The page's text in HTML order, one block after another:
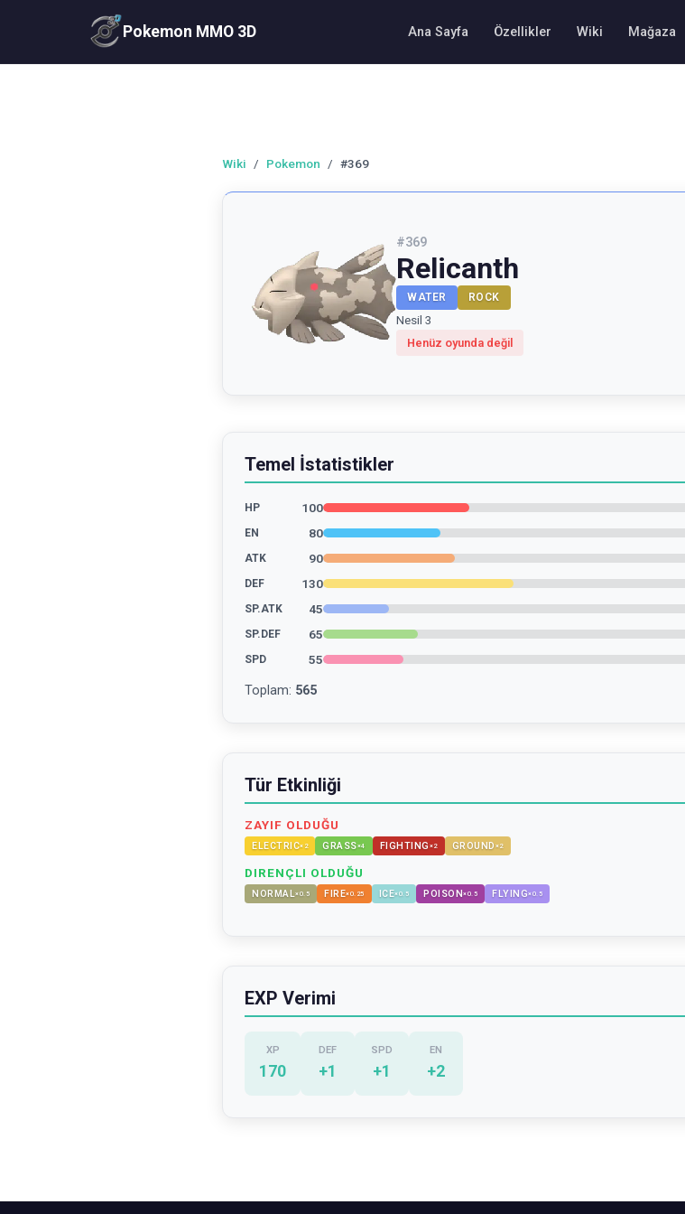
Pokemon MMO 3D Ana Sayfa Özellikler Wiki Mağaza
Wiki / Pokemon / #369
#369
Relicanth
WATER ROCK
Nesil 3
Henüz oyunda değil
Temel İstatistikler
HP 100
EN 80
ATK 90
DEF 130
SP.ATK 45
SP.DEF 65
SPD 55
Toplam: 565
Tür Etkinliği
ZAYIF OLDUĞU
ELECTRIC× 2 GRASS×4 FIGHTING ×2 GROUND ×2
DIRENÇLI OLDUĞU
NORMAL×0.5 FIRE×0.25 ICE×0.5 POISON×0.5 FLYING×0.5
EXP Verimi
XP
170
DEF
+1
SPD
+1
EN
+2